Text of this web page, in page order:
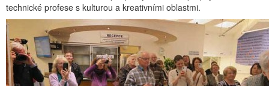
technické profese s kulturou a kreativními oblastmi.